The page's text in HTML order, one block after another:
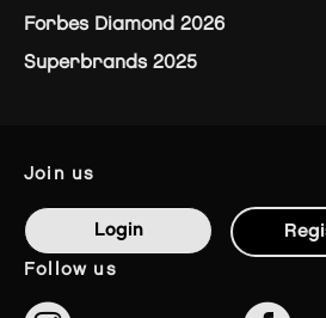
Forbes Diamond 2026
Superbrands 2025
join us
Login
follow us